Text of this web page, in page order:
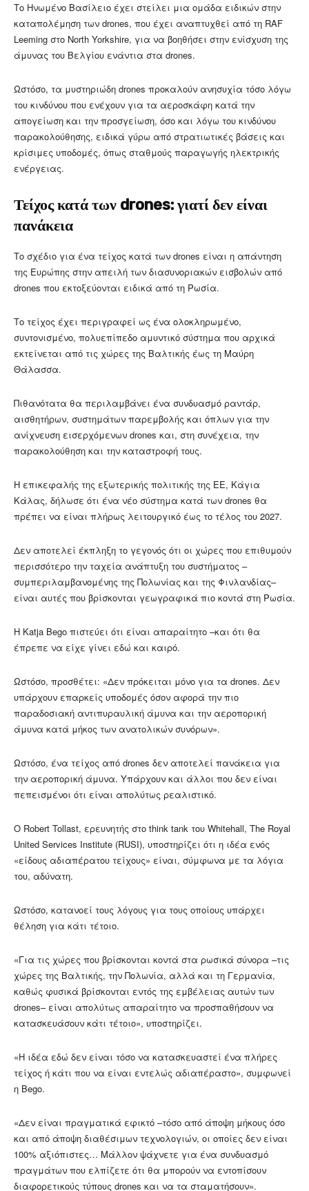
Το Ηνωμένο Βασίλειο έχει στείλει μια ομάδα ειδικών στην
καταπολέμηση των drones, που έχει αναπτυχθεί από τη RAF
Leeming στο North Yorkshire, για να βοηθήσει στην ενίσχυση της
άμυνας του Βελγίου ενάντια στα drones.
Ωστόσο, τα μυστηριώδη drones προκαλούν ανησυχία τόσο λόγω
του κινδύνου που ενέχουν για τα αεροσκάφη κατά την
απογείωση και την προσγείωση, όσο και λόγω του κινδύνου
παρακολούθησης, ειδικά γύρω από στρατιωτικές βάσεις και
κρίσιμες υποδομές, όπως σταθμούς παραγωγής ηλεκτρικής
ενέργειας.
Τείχος κατά των drones: γιατί δεν είναι
πανάκεια
Το σχέδιο για ένα τείχος κατά των drones είναι η απάντηση
της Ευρώπης στην απειλή των διασυνοριακών εισβολών από
drones που εκτοξεύονται ειδικά από τη Ρωσία.
Το τείχος έχει περιγραφεί ως ένα ολοκληρωμένο,
συντονισμένο, πολυεπίπεδο αμυντικό σύστημα που αρχικά
εκτείνεται από τις χώρες της Βαλτικής έως τη Μαύρη
Θάλασσα.
Πιθανότατα θα περιλαμβάνει ένα συνδυασμό ραντάρ,
αισθητήρων, συστημάτων παρεμβολής και όπλων για την
ανίχνευση εισερχόμενων drones και, στη συνέχεια, την
παρακολούθηση και την καταστροφή τους.
Η επικεφαλής της εξωτερικής πολιτικής της ΕΕ, Κάγια
Κάλας, δήλωσε ότι ένα νέο σύστημα κατά των drones θα
πρέπει να είναι πλήρως λειτουργικό έως το τέλος του 2027.
Δεν αποτελεί έκπληξη το γεγονός ότι οι χώρες που επιθυμούν
περισσότερο την ταχεία ανάπτυξη του συστήματος –
συμπεριλαμβανομένης της Πολωνίας και της Φινλανδίας–
είναι αυτές που βρίσκονται γεωγραφικά πιο κοντά στη Ρωσία.
Η Katja Bego πιστεύει ότι είναι απαραίτητο –και ότι θα
έπρεπε να είχε γίνει εδώ και καιρό.
Ωστόσο, προσθέτει: «Δεν πρόκειται μόνο για τα drones. Δεν
υπάρχουν επαρκείς υποδομές όσον αφορά την πιο
παραδοσιακή αντιπυραυλική άμυνα και την αεροπορική
άμυνα κατά μήκος των ανατολικών συνόρων».
Ωστόσο, ένα τείχος από drones δεν αποτελεί πανάκεια για
την αεροπορική άμυνα. Υπάρχουν και άλλοι που δεν είναι
πεπεισμένοι ότι είναι απολύτως ρεαλιστικό.
Ο Robert Tollast, ερευνητής στο think tank του Whitehall, The Royal
United Services Institute (RUSI), υποστηρίζει ότι η ιδέα ενός
«είδους αδιαπέρατου τείχους» είναι, σύμφωνα με τα λόγια
του, αδύνατη.
Ωστόσο, κατανοεί τους λόγους για τους οποίους υπάρχει
θέληση για κάτι τέτοιο.
«Για τις χώρες που βρίσκονται κοντά στα ρωσικά σύνορα –τις
χώρες της Βαλτικής, την Πολωνία, αλλά και τη Γερμανία,
καθώς φυσικά βρίσκονται εντός της εμβέλειας αυτών των
drones– είναι απολύτως απαραίτητο να προσπαθήσουν να
κατασκευάσουν κάτι τέτοιο», υποστηρίζει.
«Η ιδέα εδώ δεν είναι τόσο να κατασκευαστεί ένα πλήρες
τείχος ή κάτι που να είναι εντελώς αδιαπέραστο», συμφωνεί
η Bego.
«Δεν είναι πραγματικά εφικτό –τόσο από άποψη μήκους όσο
και από άποψη διαθέσιμων τεχνολογιών, οι οποίες δεν είναι
100% αξιόπιστες… Μάλλον ψάχνετε για ένα συνδυασμό
πραγμάτων που ελπίζετε ότι θα μπορούν να εντοπίσουν
διαφορετικούς τύπους drones και να τα σταματήσουν».